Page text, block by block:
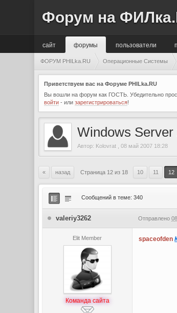
Форум на
сайт форумы пользователи
ФОРУМ PHILka.RU Операционные Системы
Приветствуем вас на Форуме PHILka.RU
Вы вошли на форум как ГОСТЬ. Убедительно
войти - илизарегистрироваться!
Windows Server
Автор: Kolovrat ,08 май 2007 18:28
« назад Страница 12 из 18 10 11 12
Сообщений в теме: 340
valeriy3262 Отправлено
Elit Member
Команда сайта
spaceofden